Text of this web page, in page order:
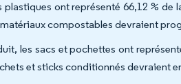
plastiques ont représenté 66,12 %
compostables devraient
les sacs et pochettes ont
et sticks conditionnés devraient